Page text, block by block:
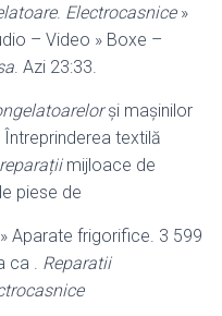
. Electrocasnice»
– Video » Boxe –
. Azi 23:33.
și mașinilor
textilă
reparațiimijloace de
piese de
Aparate frigorifice. 3 599
ca . Reparatii